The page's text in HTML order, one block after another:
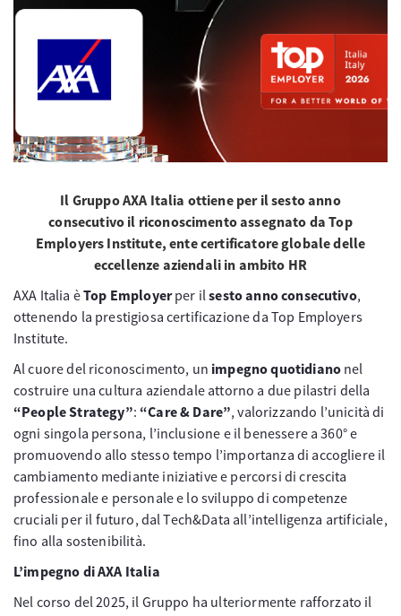
Il Gruppo AXA Italia ottiene per il sesto anno
consecutivo il riconoscimento assegnato da Top
Employers Institute, ente certificatore globale delle
eccellenze aziendali in ambito HR
AXA Italia èTop Employerper ilsesto anno consecutivo,
ottenendo la prestigiosa certificazione da Top Employers
Institute.
Al cuore del riconoscimento, un impegno quotidiano nel
costruire una cultura aziendale attorno a due pilastri della
“People Strategy”: “Care & Dare”, valorizzando l’unicità di
ogni singola persona, l’inclusione e il benessere a 360° e
promuovendo allo stesso tempo l’importanza di accogliere il
cambiamento mediante iniziative e percorsi di crescita
professionale e personale e lo sviluppo di competenze
cruciali per il futuro, dal Tech&Data all’intelligenza artificiale,
fino alla sostenibilità.
L’impegno di AXA Italia
Nel corso del 2025, il Gruppo ha ulteriormente rafforzato il